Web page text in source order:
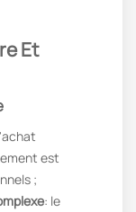
Et
est
;
: le